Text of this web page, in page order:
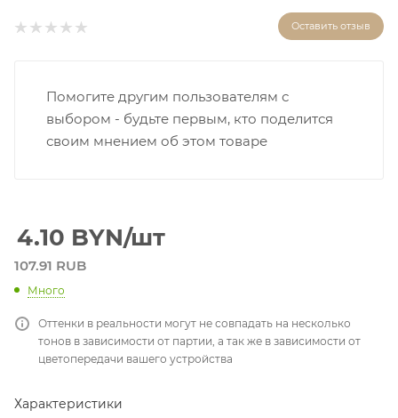
Оставить отзыв
Помогите другим пользователям с
выбором - будьте первым, кто поделится
своим мнением об этом товаре
4.10 BYN/шт
107.91 RUB
Много
Оттенки в реальности могут не совпадать на несколько
тонов в зависимости от партии, а так же в зависимости от
цветопередачи вашего устройства
Характеристики